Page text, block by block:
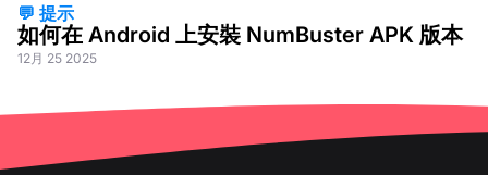
💬 提示
如何在 Android 上安裝 NumBuster APK 版本
12月 25 2025